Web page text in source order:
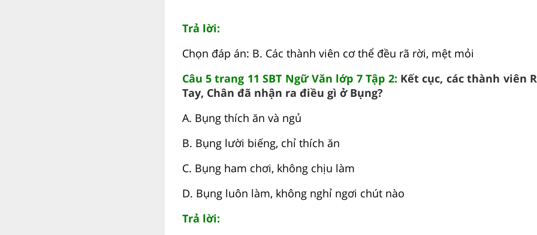
Trả lời:
Chọn đáp án: B. Các thành viên cơ thể đều rã rời, mệt mỏi
Câu 5 trang 11 SBT Ngữ Văn lớp 7 Tập 2: Kết cục, các thành viên
Tay, Chân đã nhận ra điều gì ở Bụng?
A. Bụng thích ăn và ngủ
B. Bụng lười biếng, chỉ thích ăn
C. Bụng ham chơi, không chịu làm
D. Bụng luôn làm, không nghỉ ngơi chút nào
Trả lời: